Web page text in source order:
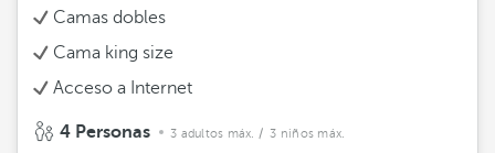
Camas dobles
Cama king size
Acceso a Internet
4 Personas 3 adultos máx. / 3 niños máx.